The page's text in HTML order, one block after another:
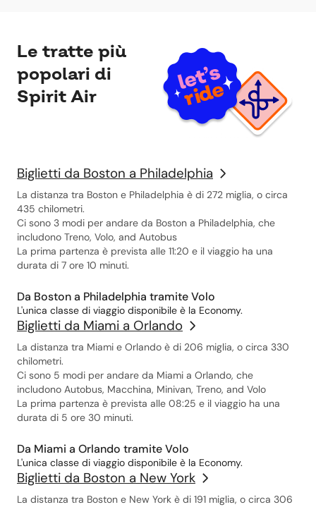
Le tratte più
popolari di
Spirit Air
Biglietti da Boston a Philadelphia
La distanza tra Boston e Philadelphia è di 272 miglia, o circa
435 chilometri.
Ci sono 3 modi per andare da Boston a Philadelphia, che
includono Treno, Volo, and Autobus
La prima partenza è prevista alle 11:20 e il viaggio ha una
durata di 7 ore 10 minuti.
Da Boston a Philadelphia tramite Volo
L'unica classe di viaggio disponibile è la Economy.
Biglietti da Miami a Orlando
La distanza tra Miami e Orlando è di 206 miglia, o circa 330
chilometri.
Ci sono 5 modi per andare da Miami a Orlando, che
includono Autobus, Macchina, Minivan, Treno, and Volo
La prima partenza è prevista alle 08:25 e il viaggio ha una
durata di 5 ore 30 minuti.
Da Miami a Orlando tramite Volo
L'unica classe di viaggio disponibile è la Economy.
Biglietti da Boston a New York
La distanza tra Boston e New York è di 191 miglia, o circa 306